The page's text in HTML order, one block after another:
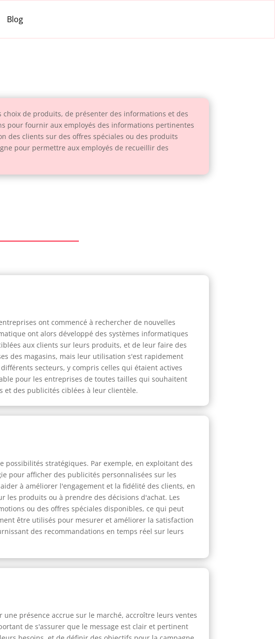
Blog
de produits, de présenter des informations et des
pour fournir aux employés des informations pertinentes
des clients sur des offres spéciales ou des produits
pour permettre aux employés de recueillir des
ont commencé à rechercher de nouvelles
ont alors développé des systèmes informatiques
aux clients sur leurs produits, et de leur faire des
des magasins, mais leur utilisation s'est rapidement
secteurs, y compris celles qui étaient actives
pour les entreprises de toutes tailles qui souhaitent
et des publicités ciblées à leur clientèle.
stratégiques. Par exemple, en exploitant des
pour afficher des publicités personnalisées sur les
à améliorer l'engagement et la fidélité des clients, en
produits ou à prendre des décisions d'achat. Les
ou des offres spéciales disponibles, ce qui peut
être utilisés pour mesurer et améliorer la satisfaction
des recommandations en temps réel sur leurs
présence accrue sur le marché, accroître leurs ventes
de s'assurer que le message est clair et pertinent